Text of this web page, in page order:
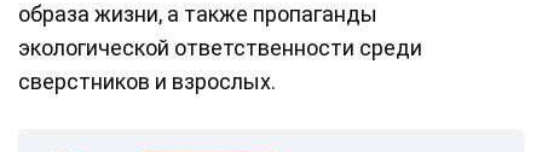
образа жизни, а также пропаганды
экологической ответственности среди
сверстников и взрослых.